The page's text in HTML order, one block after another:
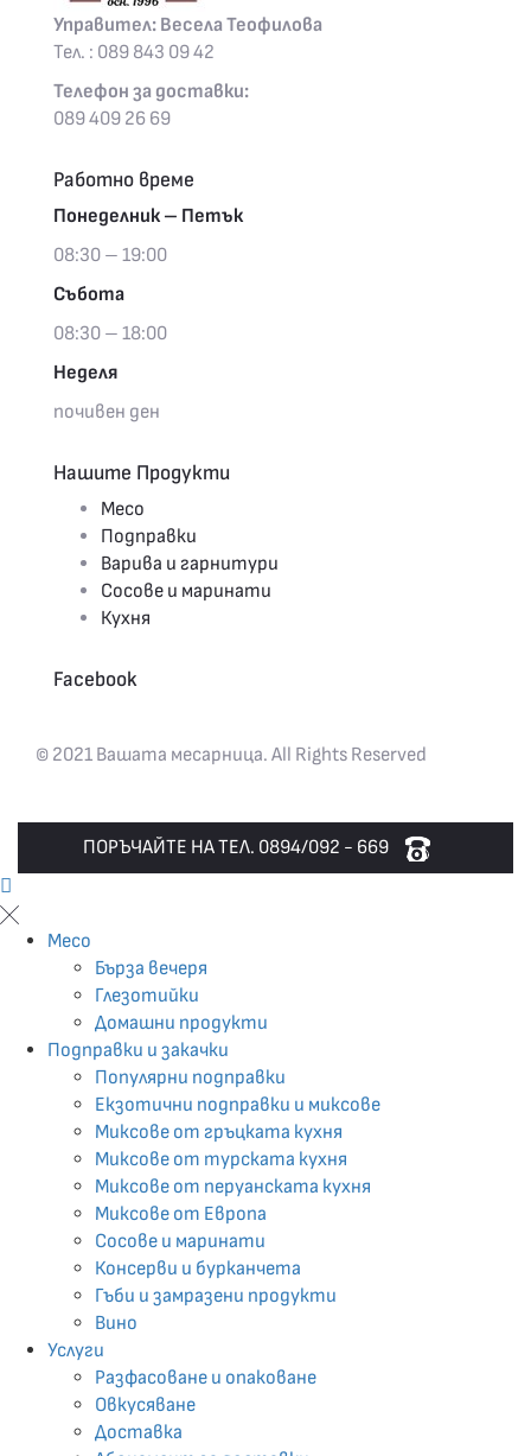
Управител: Весела Теофилова
Тел. : 089 843 09 42
Телефон за доставки:
089 409 26 69
Работно време
Понеделник – Петък
08:30 – 19:00
Събота
08:30 – 18:00
Неделя
почивен ден
Нашите Продукти
Месо
Подправки
Варива и гарнитури
Сосове и маринати
Кухня
Facebook
© 2021 Вашата месарница. All Rights Reserved
ПОРЪЧАЙТЕ НА ТЕЛ. 0894/092 - 669
Месо
Бърза вечеря
Глезотийки
Домашни продукти
Подправки и закачки
Популярни подправки
Екзотични подпрaвки и миксове
Миксове от гръцката кухня
Миксове от турската кухня
Миксове от перуанската кухня
Миксове от Европа
Сосове и маринати
Консерви и бурканчета
Гъби и замразени продукти
Вино
Услуги
Разфасоване и опаковане
Овкусяване
Доставка